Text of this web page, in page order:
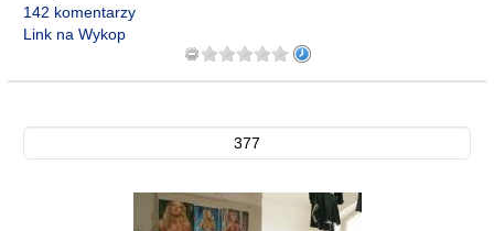
142 komentarzy
Link na Wykop
377